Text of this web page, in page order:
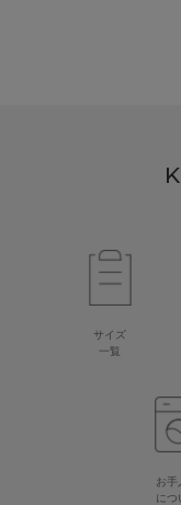
サイズ
一覧
お手
につ